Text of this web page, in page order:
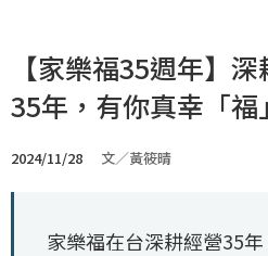
【家樂福35週年】
35年，有你真幸「福」
2024/11/28 文／黃筱晴
家樂福在台深耕經營35